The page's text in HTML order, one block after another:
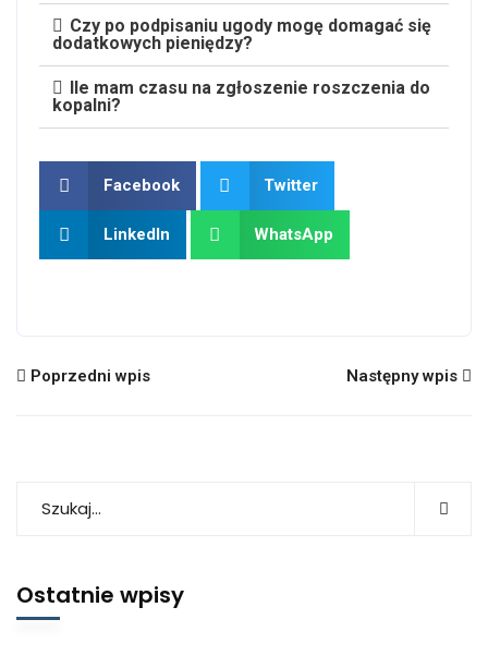
Czy po podpisaniu ugody mogę domagać się
dodatkowych pieniędzy?
Ile mam czasu na zgłoszenie roszczenia do
kopalni?
Facebook Twitter
LinkedIn WhatsApp
Poprzedni wpis Następny wpis
Ostatnie wpisy